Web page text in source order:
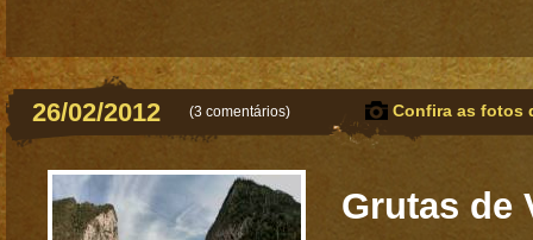
26/02/2012 (3 comentários) Confira as fotos
Grutas de